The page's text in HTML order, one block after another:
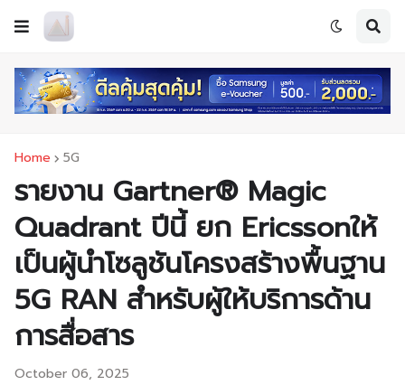
Home 5G
รายงาน Gartner® Magic
Quadrant ปีนี้ ยก Ericssonให้
เป็นผู้นำโซลูชันโครงสร้างพื้นฐาน
5G RAN สำหรับผู้ให้บริการด้าน
การสื่อสาร
October 06, 2025